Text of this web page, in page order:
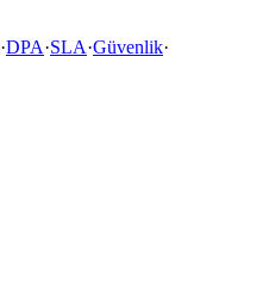
·DPA·SLA·Güvenlik·